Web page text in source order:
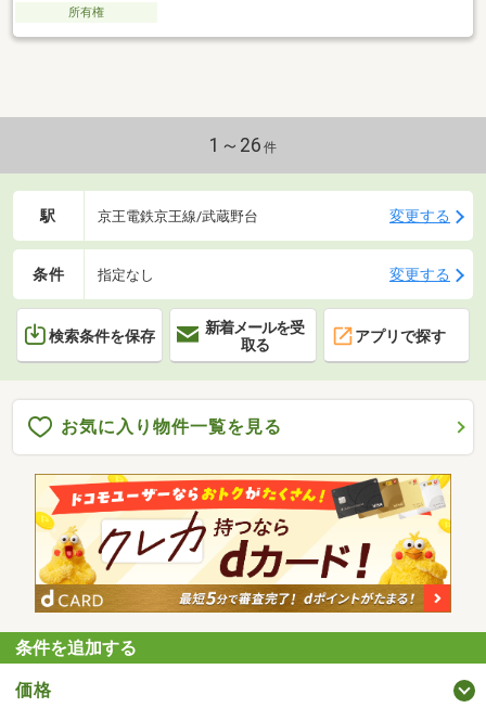
所有権
1～26 件
駅 京王電鉄京王線/武蔵野台 変更する
条件 指定なし 変更する
検索条件を保存
新着メールを受
取る
アプリで探す
お気に入り物件一覧を見る
条件を追加する
価格